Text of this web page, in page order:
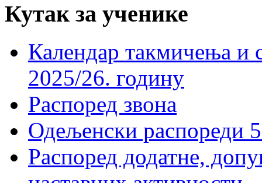
Кутак за ученике
Календар такмичења
2025/26. годину
Распоред звона
Одељенски распореди
Распоред додатне,